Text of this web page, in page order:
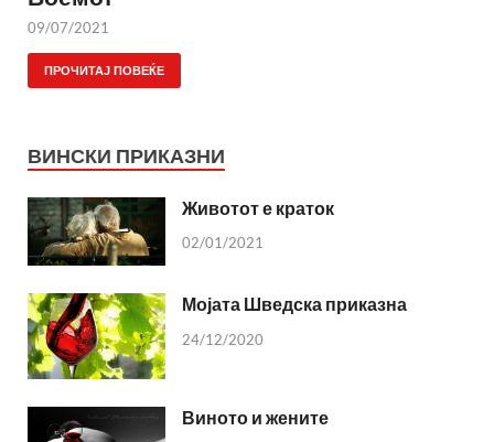
09/07/2021
ПРОЧИТАЈ ПОВЕЌЕ
ВИНСКИ ПРИКАЗНИ
Животот е краток
02/01/2021
Мојата Шведска приказна
24/12/2020
Виното и жените